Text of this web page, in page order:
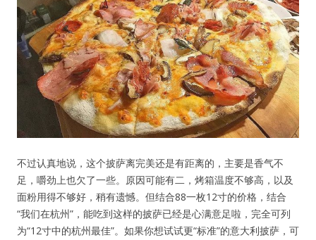
不过认真地说，这个披萨离完美还是有距离的，主要是香气不
足，嚼劲上也欠了一些。原因可能有二，烤箱温度不够高，以及
面粉用得不够好，稍有遗憾。但结合88一枚12寸的价格，结合
“我们在杭州”，能吃到这样的披萨已经是心满意足啦，完全可列
为“12寸中的杭州最佳”。如果你想试试更“标准”的意大利披萨，可